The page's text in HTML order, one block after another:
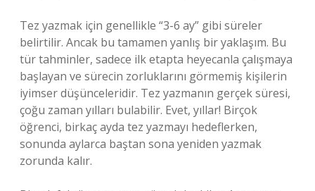
Tez yazmak için genellikle “3-6 ay” gibi süreler
belirtilir. Ancak bu tamamen yanlış bir yaklaşım. Bu
tür tahminler, sadece ilk etapta heyecanla çalışmaya
başlayan ve sürecin zorluklarını görmemiş kişilerin
iyimser düşünceleridir. Tez yazmanın gerçek süresi,
çoğu zaman yılları bulabilir. Evet, yıllar! Birçok
öğrenci, birkaç ayda tez yazmayı hedeflerken,
sonunda aylarca baştan sona yeniden yazmak
zorunda kalır.